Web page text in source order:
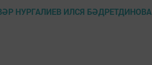
НУРГАЛИЕВ ИЛСЯ БӘДРЕТДИНОВА